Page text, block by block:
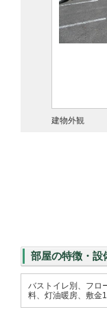
建物外観
部屋の特徴・設
バストイレ別、フロ
料、灯油暖房、敷金